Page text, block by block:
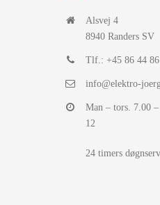
Alsvej 4
8940 Randers SV
Tlf.: +45 86 44
info@elektro-
Man – tors. 7.00
12
24 timers